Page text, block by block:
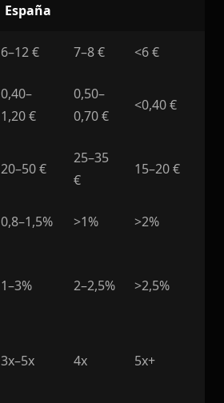
España
6–12 € 7–8 € <6 €
0,40–
1,20 €
0,50–
0,70 €
<0,40 €
20–50 €
25–35
€
15–20 €
0,8–1,5% >1% >2%
1–3% 2–2,5% >2,5%
3x–5x 4x 5x+